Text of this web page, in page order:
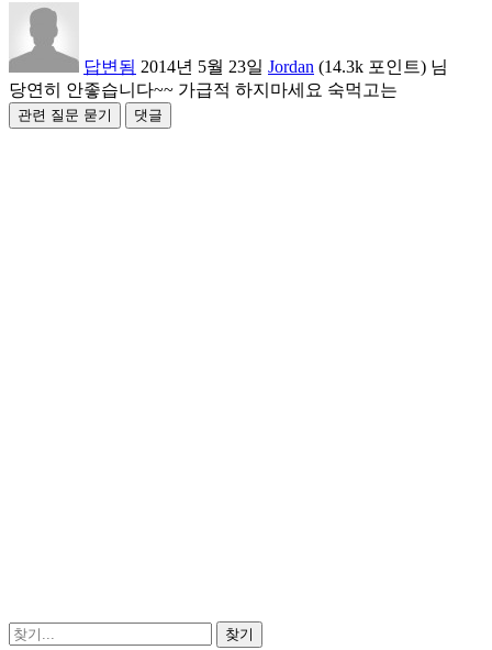
답변됨 2014년 5월 23일 Jordan (14.3k 포인트) 님
당연히 안좋습니다~~ 가급적 하지마세요 숙먹고는